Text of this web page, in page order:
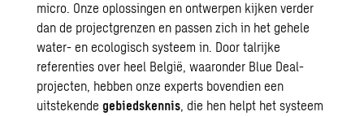
micro. Onze oplossingen en ontwerpen kijken verder
dan de projectgrenzen en passen zich in het gehele
water- en ecologisch systeem in. Door talrijke
referenties over heel België, waaronder Blue Deal-
projecten, hebben onze experts bovendien een
uitstekendegebiedskennis, die hen helpt het systeem